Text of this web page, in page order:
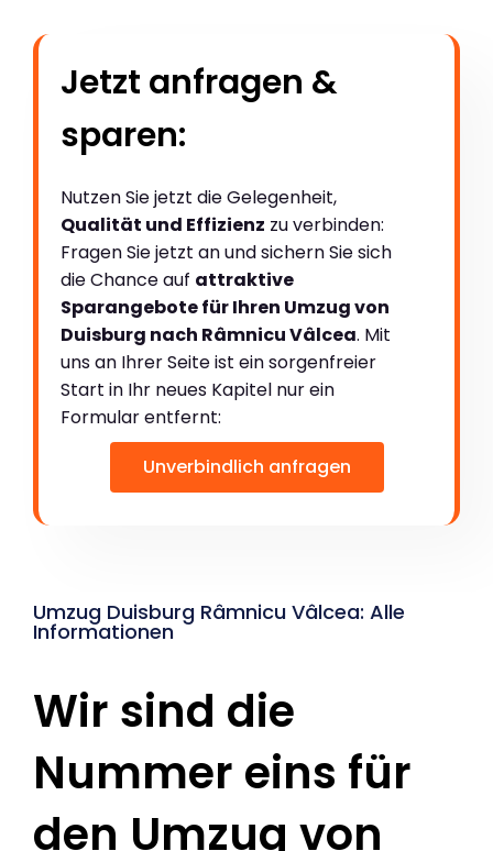
Jetzt anfragen &
sparen:
Nutzen Sie jetzt die Gelegenheit,
Qualität und Effizienz zu verbinden:
Fragen Sie jetzt an und sichern Sie sich
die Chance auf attraktive
Sparangebote für Ihren Umzug von
Duisburg nach Râmnicu Vâlcea. Mit
uns an Ihrer Seite ist ein sorgenfreier
Start in Ihr neues Kapitel nur ein
Formular entfernt:
Unverbindlich anfragen
Umzug Duisburg Râmnicu Vâlcea: Alle
Informationen
Wir sind die
Nummer eins für
den Umzug von